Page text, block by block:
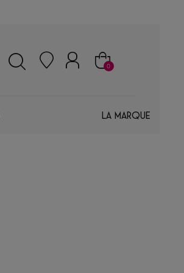
0
La marque